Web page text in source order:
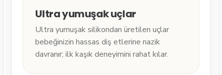
Ultra yumuşak uçlar
Ultra yumuşak silikondan üretilen uçlar
bebeğinizin hassas diş etlerine nazik
davranır; ilk kaşık deneyimini rahat kılar.